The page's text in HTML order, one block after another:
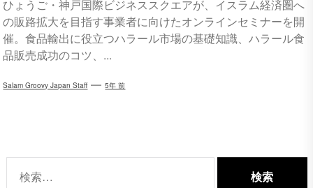
ひょうご・神戸国際ビジネススクエアが、イスラム経済圏へ
の販路拡大を目指す事業者に向けたオンラインセミナーを開
催。食品輸出に役立つハラール市場の基礎知識、ハラール食
品販売成功のコツ、...
Salam Groovy Japan Staff 5年 前
索: